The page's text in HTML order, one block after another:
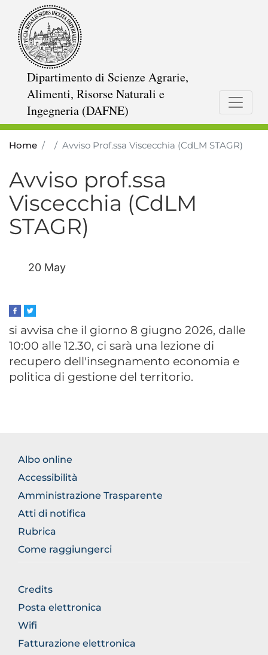
Dipartimento di Scienze Agrarie,
Alimenti, Risorse Naturali e
Ingegneria (DAFNE)
Home Avviso Prof.ssa Viscecchia (CdLM STAGR)
Avviso prof.ssa
Viscecchia (CdLM
STAGR)
20 May
si avvisa che il giorno 8 giugno 2026, dalle
10:00 alle 12.30, ci sarà una lezione di
recupero dell'insegnamento economia e
politica di gestione del territorio.
BROWSE
THE
SECTION
Albo online
Accessibilità
Amministrazione Trasparente
Atti di notifica
Rubrica
Come raggiungerci
BROWSE
THE
SECTION
Credits
Posta elettronica
Wifi
Fatturazione elettronica